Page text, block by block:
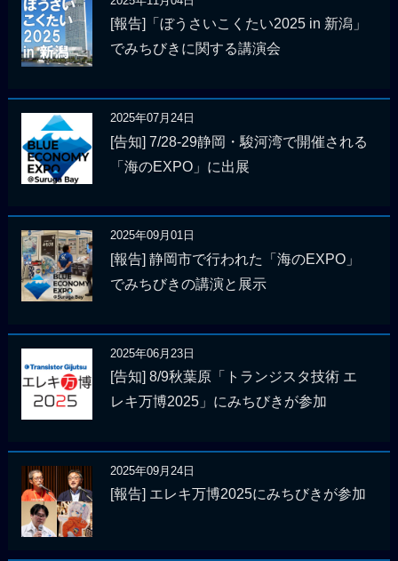
[報告]「ぼうさいこくたい2025 in 新潟」
でみちびきに関する講演会
2025年07月24日
[告知] 7/28-29静岡・駿河湾で開催される
「海のEXPO」に出展
2025年09月01日
[報告] 静岡市で行われた「海のEXPO」
でみちびきの講演と展示
2025年06月23日
[告知] 8/9秋葉原「トランジスタ技術 エ
レキ万博2025」にみちびきが参加
2025年09月24日
[報告] エレキ万博2025にみちびきが参加